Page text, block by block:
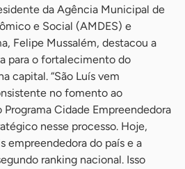
da Agência Municipal de
e Social (AMDES) e
Felipe Mussalém, destacou a
para o fortalecimento do
capital. “São Luís vem
no fomento ao
Cidade Empreendedora
nesse processo. Hoje,
empreendedora do país e a
ranking nacional. Isso